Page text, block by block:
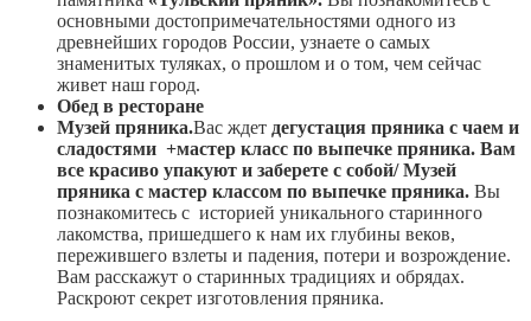
основными достопримечательностями одного из
древнейших городов России, узнаете о самых
знаменитых туляках, о прошлом и о том, чем сейчас
живет наш город.
Обед в ресторане
Музей пряника.Вас ждет дегустация пряника с чаем и
сладостями +мастер класс по выпечке пряника. Вам
все красиво упакуют и заберете с собой/Музей
пряника с мастер классом по выпечке пряника. Вы
познакомитесь с историей уникального старинного
лакомства, пришедшего к нам их глубины веков,
пережившего взлеты и падения, потери и возрождение.
Вам расскажут о старинных традициях и обрядах.
Раскроют секрет изготовления пряника.